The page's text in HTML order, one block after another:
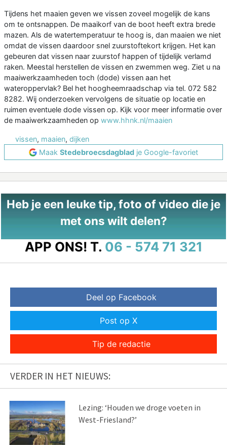
Tijdens het maaien geven we vissen zoveel mogelijk de kans
om te ontsnappen. De maaikorf van de boot heeft extra brede
mazen. Als de watertemperatuur te hoog is, dan maaien we niet
omdat de vissen daardoor snel zuurstoftekort krijgen. Het kan
gebeuren dat vissen naar zuurstof happen of tijdelijk verlamd
raken. Meestal herstellen de vissen en zwemmen weg. Ziet u na
maaiwerkzaamheden toch (dode) vissen aan het
wateroppervlak? Bel het hoogheemraadschap via tel. 072 582
8282. Wij onderzoeken vervolgens de situatie op locatie en
ruimen eventuele dode vissen op. Kijk voor meer informatie over
de maaiwerkzaamheden op www.hhnk.nl/maaien
vissen, maaien, dijken
Maak Stedebroecsdagblad je Google-favoriet
Heb je een leuke tip, foto of video die je
met ons wilt delen?
APP ONS! T. 06 - 574 71 321
Deel op Facebook
Post op X
Tip de redactie
VERDER IN HET NIEUWS:
Lezing: ‘Houden we droge voeten in
West-Friesland?’